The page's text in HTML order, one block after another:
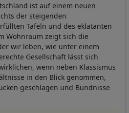
ist auf einem neuen
der steigenden
Tafeln und des eklatanten
Wohnraum zeigt sich die
wir leben, wie unter einem
Gesellschaft lässt sich
wenn neben Klassismus
in den Blick genommen,
geschlagen und Bündnisse